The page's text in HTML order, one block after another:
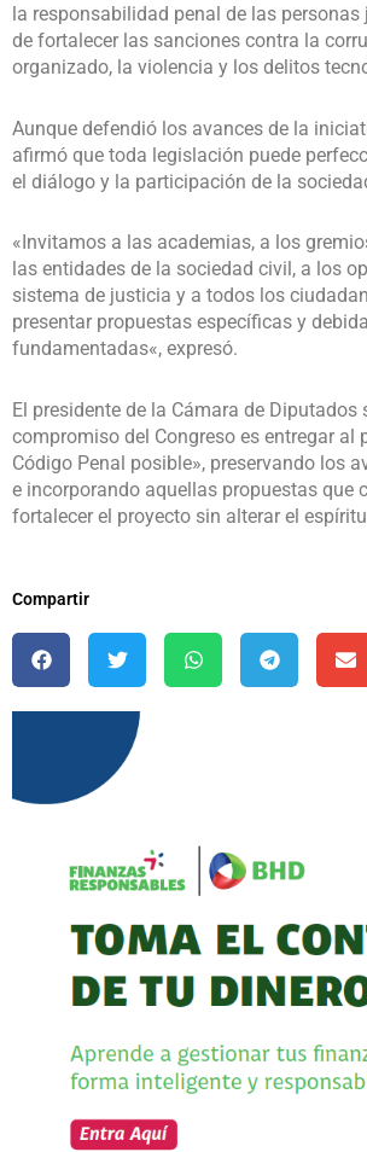
la responsabilidad penal de las
de fortalecer las sanciones contra la
organizado, la violencia y los delitos
Aunque defendió los avances de la
afirmó que toda legislación puede
el diálogo y la participación de la
«Invitamos a las academias, a los
las entidades de la sociedad civil, a los
sistema de justicia y a todos los
presentar propuestas específicas y
fundamentadas«, expresó.
El presidente de la Cámara de Diputados
compromiso del Congreso es entregar al
Código Penal posible», preservando los
e incorporando aquellas propuestas que
fortalecer el proyecto sin alterar el
Compartir